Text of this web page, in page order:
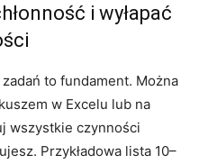
i wyłapać
to fundament. Można
w Excelu lub na
wszystkie czynności
Przykładowa lista 10–